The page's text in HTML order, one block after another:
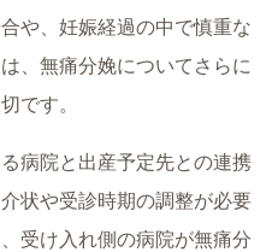
や、妊娠経過の中で慎重な
、無痛分娩についてさらに
です。
病院と出産予定先との連携
状や受診時期の調整が必要
受け入れ側の病院が無痛分